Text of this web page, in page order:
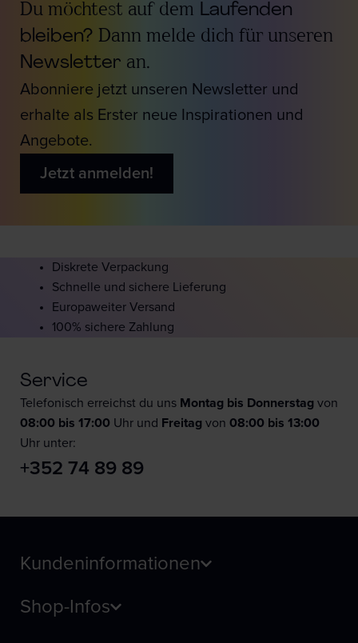
Du möchtest auf dem Laufenden
bleiben? Dann melde dich für unseren
Newsletter an.
Abonniere jetzt unseren Newsletter und
erhalte als Erster neue Inspirationen und
Angebote.
Jetzt anmelden!
Diskrete Verpackung
Schnelle und sichere Lieferung
Europaweiter Versand
100% sichere Zahlung
Service
Telefonisch erreichst du uns Montag bis Donnerstag von
08:00 bis 17:00 Uhr und Freitag von 08:00 bis 13:00
Uhr unter:
+352 74 89 89
Kundeninformationen
Shop-Infos